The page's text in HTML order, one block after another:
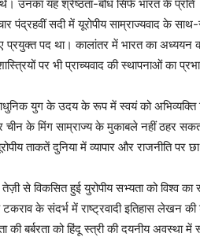
थे। उनका यह श्रेष्ठता-बोध सिर्फ भारत के
पंद्रहवीं सदी में यूरोपीय साम्राज्यवाद के
पद था। कालांतर में भारत का अध्ययन
पर भी प्राच्यवाद की स्थापनाओं का
युग के उदय के रूप में स्वयं को अभिव्यक्ति
के मिंग साम्राज्य के मुकाबले नहीं ठहर
ताकतें दुनिया में व्यापार और राजनीति पर
से विकसित हुई युरोपीय सभ्यता को विश्व
के संदर्भ में राष्ट्रवादी इतिहास लेखन
की बर्बरता को हिंदू स्त्री की दयनीय अवस्था